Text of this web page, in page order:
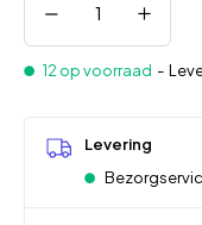
12 op voorraad -
Levering